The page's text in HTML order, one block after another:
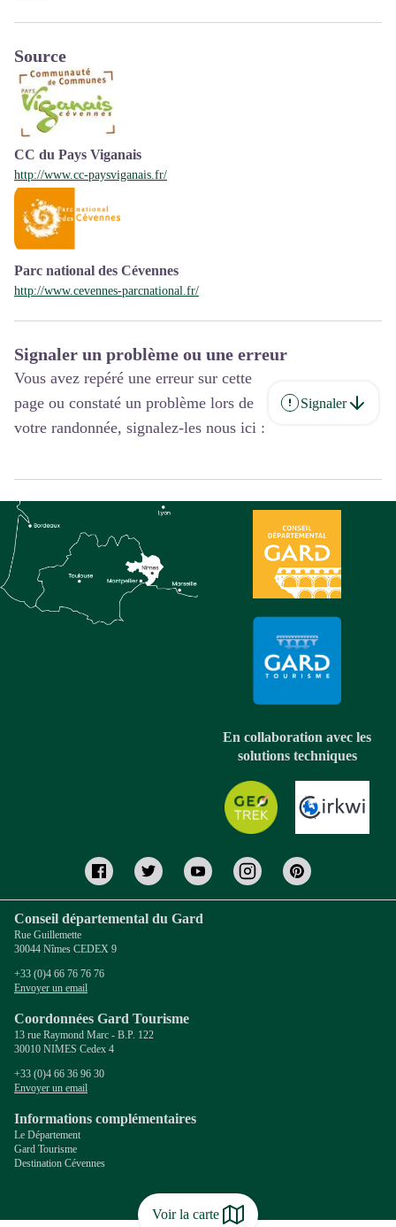
Voir la carte
Source
CC du Pays Viganais
http://www.cc-paysviganais.fr/
Parc national des Cévennes
http://www.cevennes-parcnational.fr/
Signaler un problème ou une erreur
Vous avez repéré une erreur sur cette
page ou constaté un problème lors de
votre randonnée, signalez-les nous ici :
Signaler
En collaboration avec les
solutions techniques
Conseil départemental du Gard
Rue Guillemette
30044 Nîmes CEDEX 9
+33 (0)4 66 76 76 76
Envoyer un email
Coordonnées Gard Tourisme
13 rue Raymond Marc - B.P. 122
30010 NIMES Cedex 4
+33 (0)4 66 36 96 30
Envoyer un email
Informations complémentaires
Le Département
Gard Tourisme
Destination Cévennes